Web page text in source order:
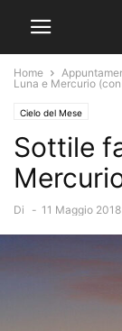
Home
Luna e Mercurio (con
Cielo del Mese
Sottile
Di - 11 Maggio 2018